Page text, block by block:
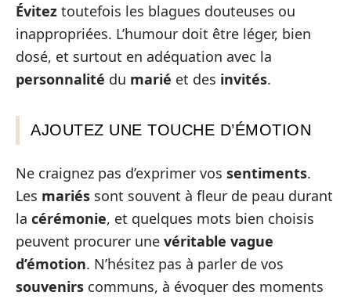
Évitez toutefois les blagues douteuses ou
inappropriées. L’humour doit être léger, bien
dosé, et surtout en adéquation avec la
personnalité du marié et des invités.
AJOUTEZ UNE TOUCHE D’ÉMOTION
Ne craignez pas d’exprimer vos sentiments.
Les mariés sont souvent à fleur de peau durant
la cérémonie, et quelques mots bien choisis
peuvent procurer une véritable vague
d’émotion. N’hésitez pas à parler de vos
souvenirs communs, à évoquer des moments